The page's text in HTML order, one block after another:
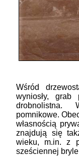
Wśród
wyniosły, grab
drobnolistna.
pomnikowe.
własnością
znajdują się
wieku, m.in. z
sześciennej